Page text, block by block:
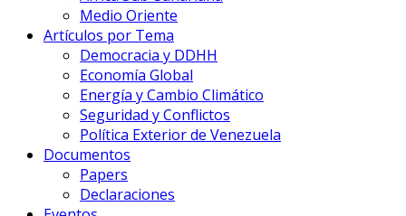
Medio Oriente
Artículos por Tema
Democracia y DDHH
Economía Global
Energía y Cambio Climático
Seguridad y Conflictos
Política Exterior de Venezuela
Documentos
Papers
Declaraciones